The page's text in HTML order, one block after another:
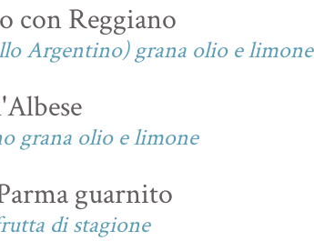
con Reggiano
Argentino) grana olio e limone
grana olio e limone
guarnito
di stagione